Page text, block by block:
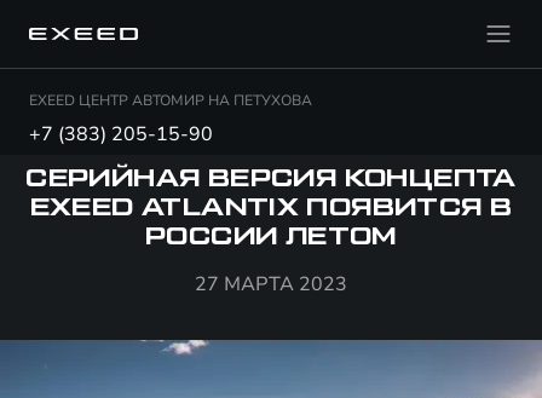
EXEED ЦЕНТР АВТОМИР НА ПЕТУХОВА
+7 (383) 205-15-90
СЕРИЙНАЯ ВЕРСИЯ КОНЦЕПТА
EXEED ATLANTIX ПОЯВИТСЯ В
РОССИИ ЛЕТОМ
27 МАРТА 2023